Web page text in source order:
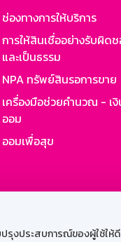
รุงประสบการณ์ของผู้ใช้ใ
ช่องทางการให้บริการ
การให้สินเชื่ออย่างรับผิด
และเป็นธรรม
NPA ทรัพย์สินรอการขาย
เครื่องมือช่วยคำนวณ - เ
ออม
ออมเพื่อสุข